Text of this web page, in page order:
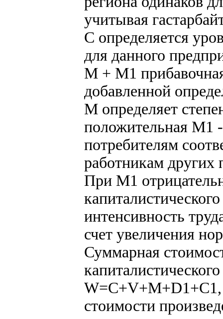
учитывая
С определяется
для данного
М + М1
добавленной
М определяет
положительная М1 -
потребителям
работникам других
При М1
интенсивность
счет увеличения
Суммарная
W=C+V+M+D1+С1,
стоимости